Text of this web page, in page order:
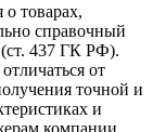
товарах,
справочный
(ст. 437 ГК РФ).
от
точной и
и
компании.